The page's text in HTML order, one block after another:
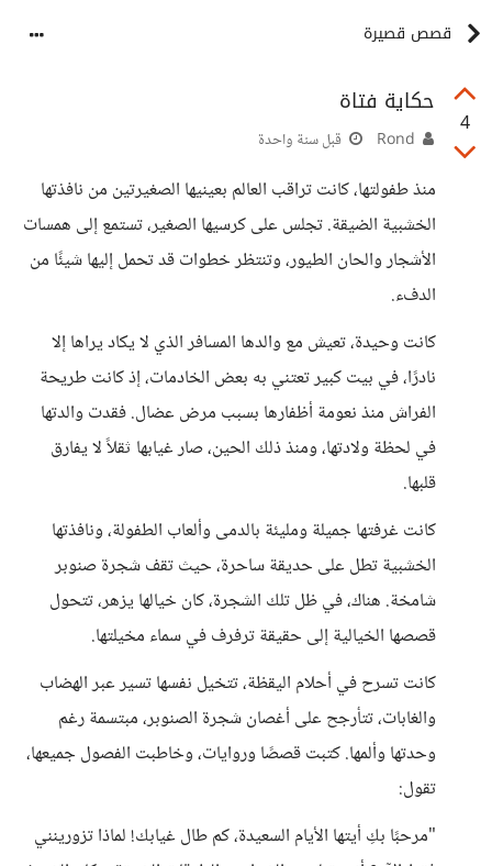
قصص قصيرة
4
حكاية فتاة
قبل سنة واحدة
منذ طفولتها، كانت تراقب العالم بعينيها الصغيرتين من نافذتها
الخشبية الضيقة. تجلس على كرسيها الصغير، تستمع إلى همسات
الأشجار والحان الطيور، وتنتظر خطوات قد تحمل إليها شيئًا من
الدفء.
كانت وحيدة، تعيش مع والدها المسافر الذي لا يكاد يراها إلا
نادرًا، في بيت كبير تعتني به بعض الخادمات، إذ كانت طريحة
الفراش منذ نعومة أظفارها بسبب مرض عضال. فقدت والدتها
في لحظة ولادتها، ومنذ ذلك الحين، صار غيابها ثقلاً لا يفارق
قلبها.
كانت غرفتها جميلة ومليئة بالدمى وألعاب الطفولة، ونافذتها
الخشبية تطل على حديقة ساحرة، حيث تقف شجرة صنوبر
شامخة. هناك، في ظل تلك الشجرة، كان خيالها يزهر، تتحول
قصصها الخيالية إلى حقيقة ترفرف في سماء مخيلتها.
كانت تسرح في أحلام اليقظة، تتخيل نفسها تسير عبر الهضاب
والغابات، تتأرجح على أغصان شجرة الصنوبر، مبتسمة رغم
وحدتها وألمها. كتبت قصصًا وروايات، وخاطبت الفصول جميعها،
تقول:
"مرحبًا بكِ أيتها الأيام السعيدة، كم طال غيابك! لماذا تزورينني